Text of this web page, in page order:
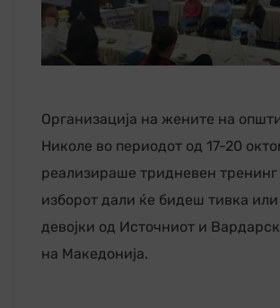
Организација на жените на
Николе во периодот од 17-20
реализираше тридневен тренинг
изборот дали ќе бидеш тивка или
девојки од Источниот и
на Македонија.